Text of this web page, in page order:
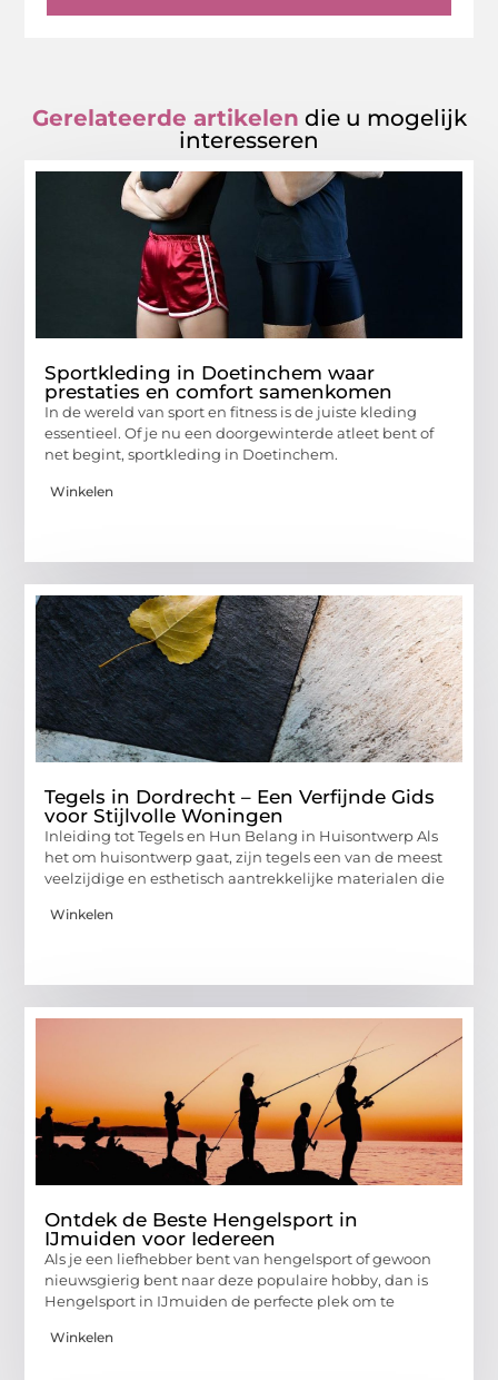
Gerelateerde artikelen die u mogelijk
interesseren
Sportkleding in Doetinchem waar
prestaties en comfort samenkomen
In de wereld van sport en fitness is de juiste kleding
essentieel. Of je nu een doorgewinterde atleet bent of
net begint, sportkleding in Doetinchem.
Winkelen
Tegels in Dordrecht – Een Verfijnde Gids
voor Stijlvolle Woningen
Inleiding tot Tegels en Hun Belang in Huisontwerp Als
het om huisontwerp gaat, zijn tegels een van de meest
veelzijdige en esthetisch aantrekkelijke materialen die
Winkelen
Ontdek de Beste Hengelsport in
IJmuiden voor Iedereen
Als je een liefhebber bent van hengelsport of gewoon
nieuwsgierig bent naar deze populaire hobby, dan is
Hengelsport in IJmuiden de perfecte plek om te
Winkelen